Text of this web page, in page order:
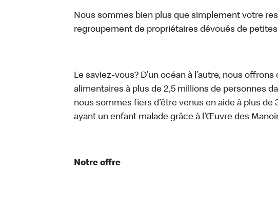
Nous sommes bien plus que simplement votre
regroupement de propriétaires dévoués de
Le saviez-vous? D’un océan à l’autre, nous
alimentaires à plus de 2,5 millions de personnes
nous sommes fiers d’être venus en aide à plus
ayant un enfant malade grâce à l’Œuvre des
Notre offre